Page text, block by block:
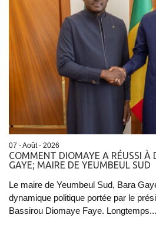
07 - Août - 2026
COMMENT DIOMAYE A RÉUSSI À
GAYE; MAIRE DE YEUMBEUL SUD
Le maire de Yeumbeul Sud, Bara
dynamique politique portée par le
Bassirou Diomaye Faye. Longtemps...